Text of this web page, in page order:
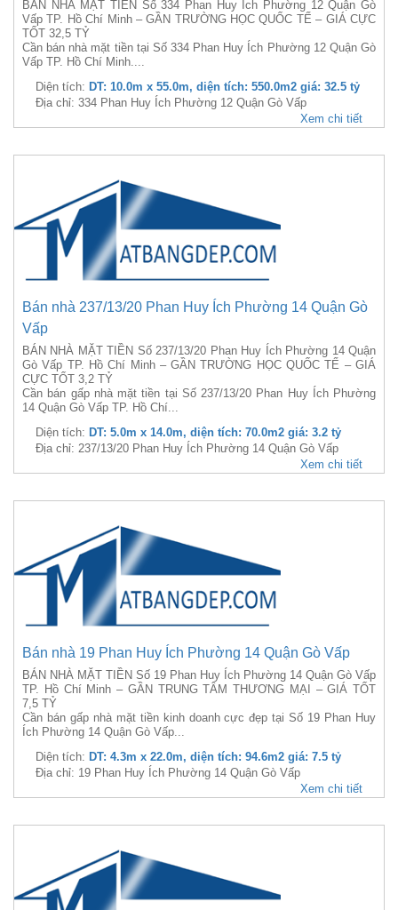
BÁN NHÀ MẶT TIỀN Số 334 Phan Huy Ích Phường 12 Quận Gò
Vấp TP. Hồ Chí Minh – GẦN TRƯỜNG HỌC QUỐC TẾ – GIÁ CỰC
TỐT 32,5 TỶ
Cần bán nhà mặt tiền tại Số 334 Phan Huy Ích Phường 12 Quận Gò
Vấp TP. Hồ Chí Minh....
Diện tích: DT: 10.0m x 55.0m, diện tích: 550.0m2 giá: 32.5 tỷ
Địa chỉ: 334 Phan Huy Ích Phường 12 Quận Gò Vấp
Xem chi tiết
Bán nhà 237/13/20 Phan Huy Ích Phường 14 Quận Gò
Vấp
BÁN NHÀ MẶT TIỀN Số 237/13/20 Phan Huy Ích Phường 14 Quận
Gò Vấp TP. Hồ Chí Minh – GẦN TRƯỜNG HỌC QUỐC TẾ – GIÁ
CỰC TỐT 3,2 TỶ
Cần bán gấp nhà mặt tiền tại Số 237/13/20 Phan Huy Ích Phường
14 Quận Gò Vấp TP. Hồ Chí...
Diện tích: DT: 5.0m x 14.0m, diện tích: 70.0m2 giá: 3.2 tỷ
Địa chỉ: 237/13/20 Phan Huy Ích Phường 14 Quận Gò Vấp
Xem chi tiết
Bán nhà 19 Phan Huy Ích Phường 14 Quận Gò Vấp
BÁN NHÀ MẶT TIỀN Số 19 Phan Huy Ích Phường 14 Quận Gò Vấp
TP. Hồ Chí Minh – GẦN TRUNG TÂM THƯƠNG MẠI – GIÁ TỐT
7,5 TỶ
Cần bán gấp nhà mặt tiền kinh doanh cực đẹp tại Số 19 Phan Huy
Ích Phường 14 Quận Gò Vấp...
Diện tích: DT: 4.3m x 22.0m, diện tích: 94.6m2 giá: 7.5 tỷ
Địa chỉ: 19 Phan Huy Ích Phường 14 Quận Gò Vấp
Xem chi tiết